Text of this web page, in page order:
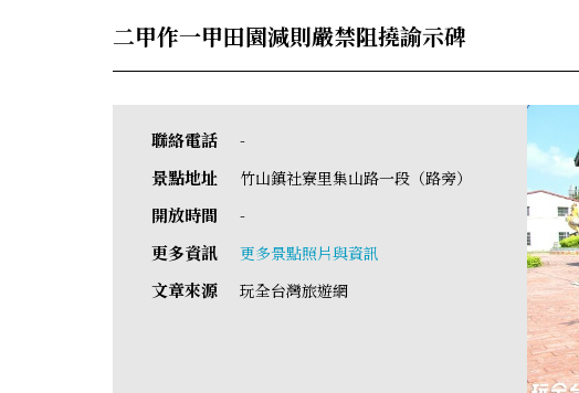
二甲作一甲田園減則嚴禁阻撓諭示碑
聯絡電話 -
景點地址 竹山鎮社寮里集山路一段（路旁）
開放時間 -
更多資訊 更多景點照片與資訊
文章來源 玩全台灣旅遊網